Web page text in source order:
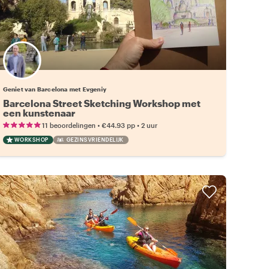
Geniet van Barcelona met Evgeniy
Barcelona Street Sketching Workshop met
een kunstenaar
11 beoordelingen • €44.93 pp• 2 uur
WORKSHOP GEZINSVRIENDELIJK